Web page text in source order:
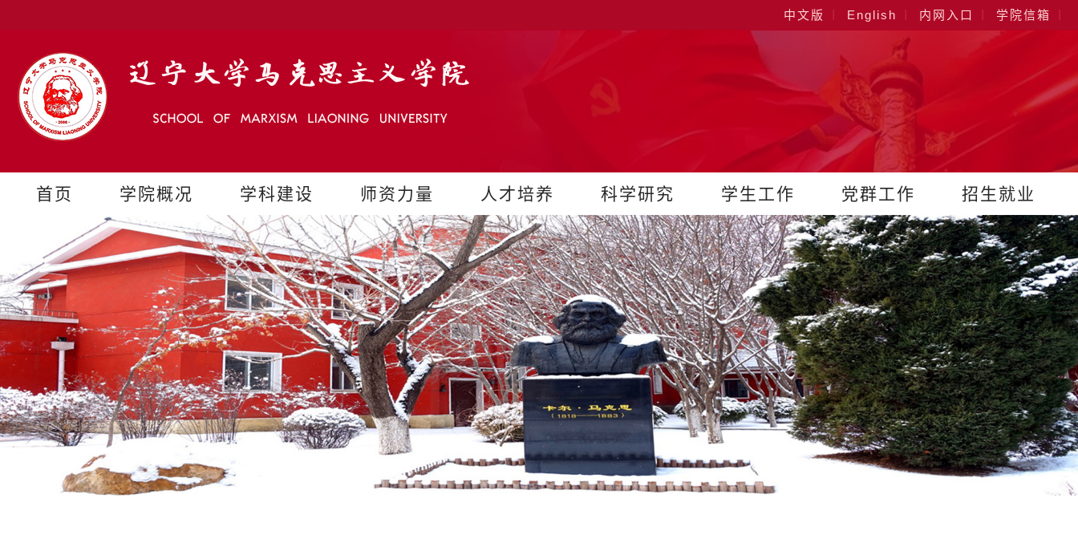
中文版 English 内网入口 学院信箱
首页 学院概况 学科建设 师资力量 人才培养 科学研究 学生工作 党群工作 招生就业